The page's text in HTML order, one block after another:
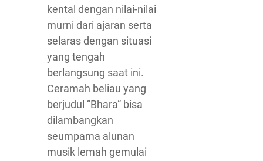
kental dengan nilai-nilai
murni dari ajaran serta
selaras dengan situasi
yang tengah
berlangsung saat ini.
Ceramah beliau yang
berjudul “Bhara” bisa
dilambangkan
seumpama alunan
musik lemah gemulai